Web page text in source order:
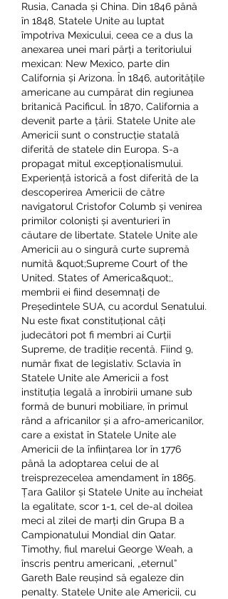
Rusia, Canada și China. Din 1846 până
în 1848, Statele Unite au luptat
împotriva Mexicului, ceea ce a dus la
anexarea unei mari părți a teritoriului
mexican: New Mexico, parte din
California și Arizona. În 1846, autoritățile
americane au cumpărat din regiunea
britanică Pacificul. În 1870, California a
devenit parte a țării. Statele Unite ale
Americii sunt o construcție statală
diferită de statele din Europa. S-a
propagat mitul excepționalismului.
Experiență istorică a fost diferită de la
descoperirea Americii de către
navigatorul Cristofor Columb și venirea
primilor coloniști și aventurieri în
căutare de libertate. Statele Unite ale
Americii au o singură curte supremă
numită &quot;Supreme Court of the
United. States of America&quot;,
membrii ei fiind desemnați de
Președintele SUA, cu acordul Senatului.
Nu este fixat constituțional câți
judecători pot fi membri ai Curții
Supreme, de tradiție recentă. Fiind 9,
număr fixat de legislativ. Sclavia în
Statele Unite ale Americii a fost
instituția legală a înrobirii umane sub
formă de bunuri mobiliare, în primul
rând a africanilor și a afro-americanilor,
care a existat în Statele Unite ale
Americii de la înființarea lor în 1776
până la adoptarea celui de al
treisprezecelea amendament în 1865.
Țara Galilor și Statele Unite au încheiat
la egalitate, scor 1-1, cel de-al doilea
meci al zilei de marți din Grupa B a
Campionatului Mondial din Qatar.
Timothy, fiul marelui George Weah, a
înscris pentru americani, „eternul”
Gareth Bale reușind să egaleze din
penalty. Statele Unite ale Americii, cu